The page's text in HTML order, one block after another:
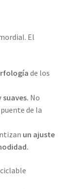
El
de los
No
de la
un ajuste